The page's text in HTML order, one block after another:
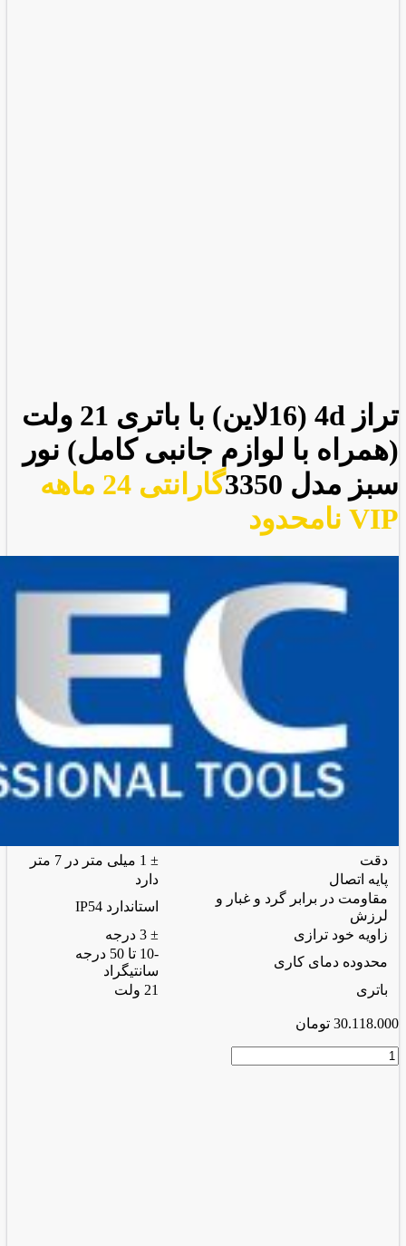
تراز 4d (16لاین) با باتری 21 ولت
(همراه با لوازم جانبی کامل) نور
سبز مدل 3350
گارانتی 24 ماهه
VIP نامحدود
دقت
± 1 میلی متر در 7 متر
پایه اتصال
دارد
مقاومت در برابر گرد و غبار و
لرزش
استاندارد IP54
زاویه خود ترازی
± 3 درجه
محدوده دمای کاری
-10 تا 50 درجه
سانتیگراد
باتری
21 ولت
30.118.000 تومان
تراز
4d